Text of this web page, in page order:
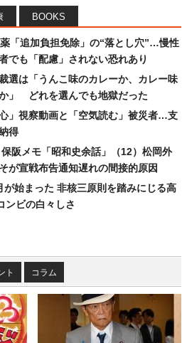
BOOKS
「追加負担免除」の“落とし穴”…慢性
でも「配慮」されない恐れあり
選は「うんこ味のカレーか、カレー味
」 どれを選んでも地獄だった
心」視察動画と「空気読む」被災者…支
得
阪メモ「昭和史余話」（12）松岡外
が宣戦布告通知遅れの間接的原因
が始まった 非核三原則を踏みにじる高
ンビの白々しさ
ト コラム